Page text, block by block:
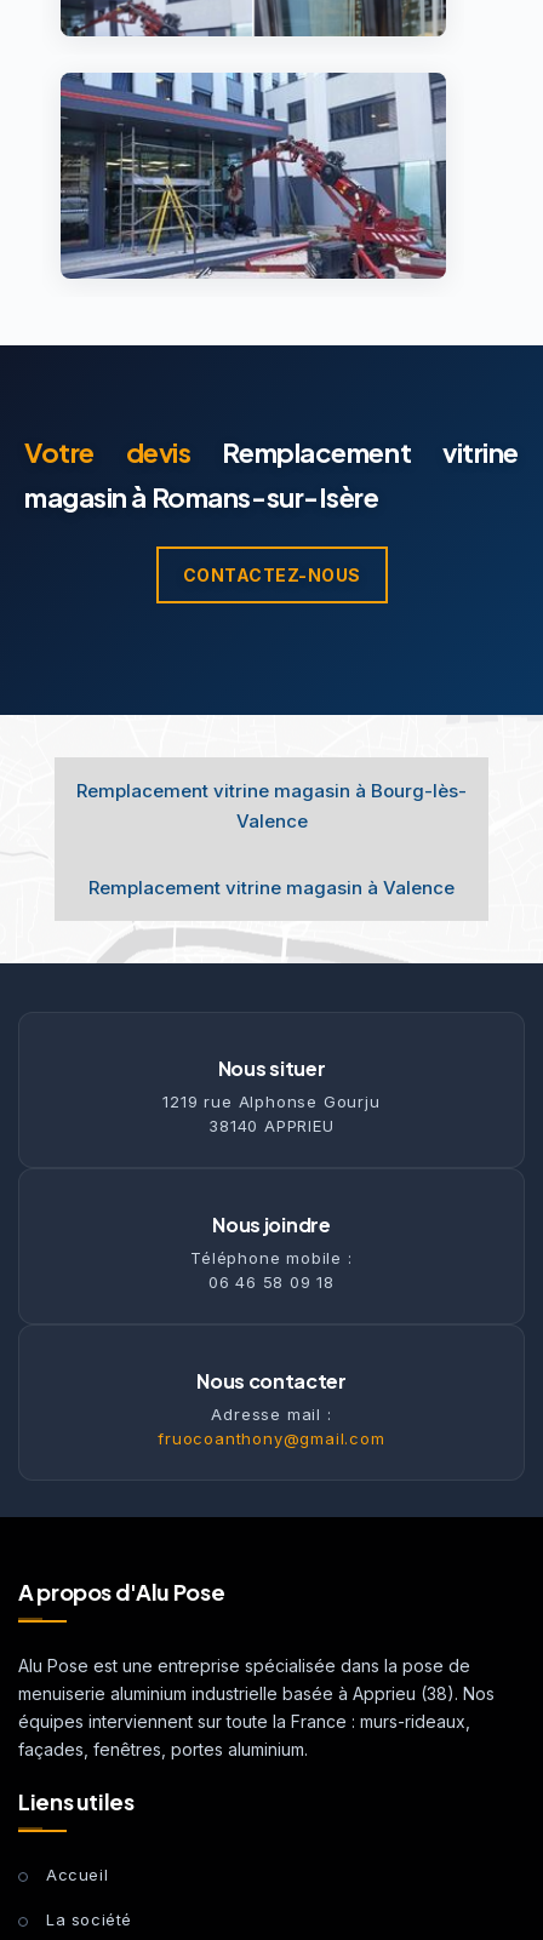
Votre devis Remplacement vitrine
magasin à Romans-sur-Isère
CONTACTEZ-NOUS
Remplacement vitrine magasin à Bourg-lès-
Valence
Remplacement vitrine magasin à Valence
Nous situer
1219 rue Alphonse Gourju
38140 APPRIEU
Nous joindre
Téléphone mobile :
06 46 58 09 18
Nous contacter
Adresse mail :
fruocoanthony@gmail.com
A propos d'Alu Pose
Alu Pose est une entreprise spécialisée dans la pose de
menuiserie aluminium industrielle basée à Apprieu (38). Nos
équipes interviennent sur toute la France : murs-rideaux,
façades, fenêtres, portes aluminium.
Liens utiles
Accueil
La société